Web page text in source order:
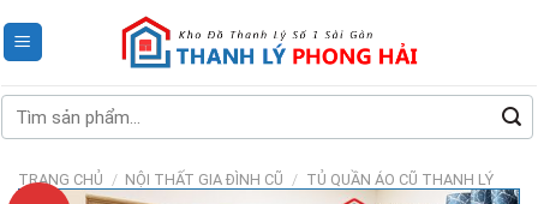
to
Tìm
kiếm:
TRANG CHỦ / NỘI THẤT GIA ĐÌNH CŨ / TỦ QUẦN ÁO CŨ THANH LÝ